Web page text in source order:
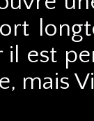
il est
mais